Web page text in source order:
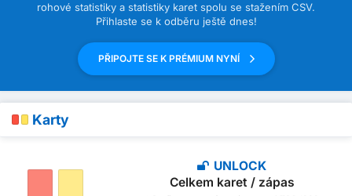
rohové statistiky a statistiky karet spolu se stažením CSV.
Přihlaste se k odběru ještě dnes!
PŘIPOJTE SE K PRÉMIUM NYNÍ
Karty
UNLOCK
Celkem karet / zápas